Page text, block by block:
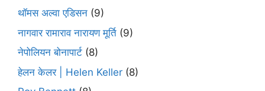
थॉमस अल्वा एडिसन (9)
नागवार रामाराव नारायण मूर्ति (9)
नेपोलियन बोनापार्ट (8)
हेलन केलर | Helen Keller (8)